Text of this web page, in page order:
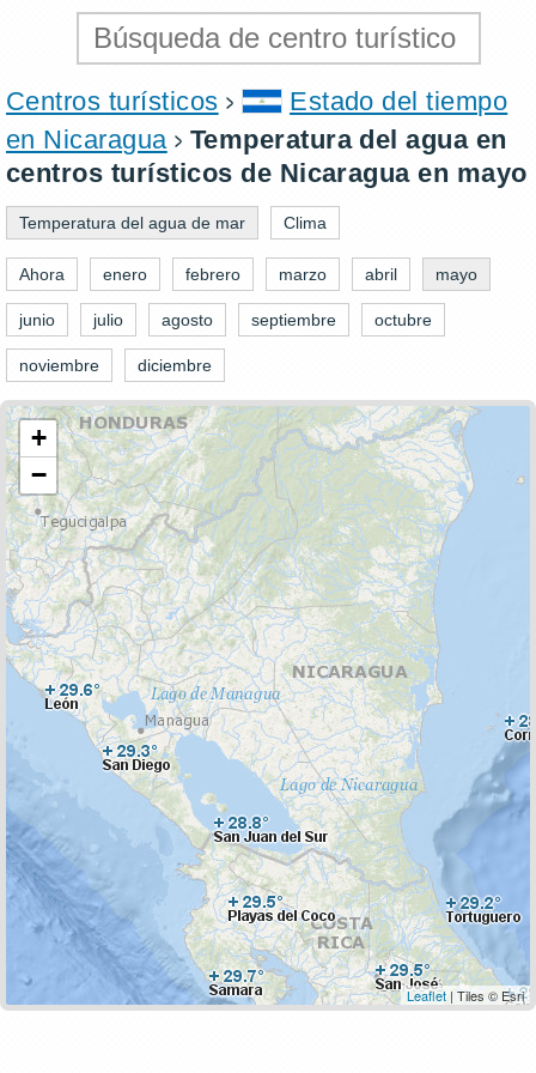
Centros turísticos
Estado del tiempo
en Nicaragua
Temperatura del agua en
centros turísticos de Nicaragua en mayo
Temperatura del agua de mar Clima
Ahora enero febrero marzo abril mayo
junio julio agosto septiembre octubre
noviembre diciembre
+
−
Leaflet | Tiles © Esri